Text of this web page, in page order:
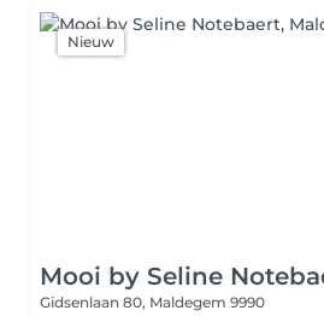
Nieuw
Mooi by Seline
Gidsenlaan 80, Maldegem 9990